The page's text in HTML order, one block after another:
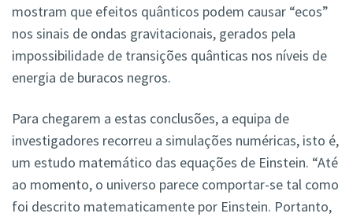
mostram que efeitos quânticos podem causar “ecos”
nos sinais de ondas gravitacionais, gerados pela
impossibilidade de transições quânticas nos níveis de
energia de buracos negros.
Para chegarem a estas conclusões, a equipa de
investigadores recorreu a simulações numéricas, isto é,
um estudo matemático das equações de Einstein. “Até
ao momento, o universo parece comportar-se tal como
foi descrito matematicamente por Einstein. Portanto,